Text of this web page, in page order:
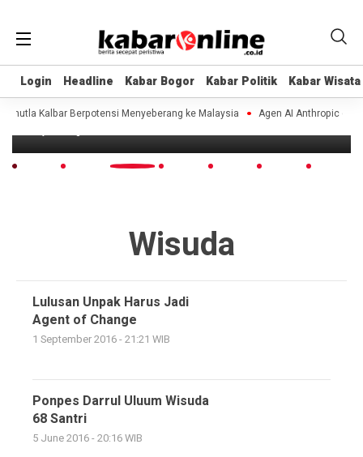
Login Headline Kabar Bogor Kabar Politik Kabar Wisata
Login Headline Kabar Bogor Kabar Politik Kabar Wisata
Kalbar Berpotensi Menyeberang ke Malaysia Agen AI Anthropic dan
Headline
Ponpes Darrul Uluum Wisuda 68 Santri
Wisuda
Lulusan Unpak Harus Jadi
Agent of Change
1 September 2016 - 21:21 WIB
Ponpes Darrul Uluum Wisuda
68 Santri
5 June 2016 - 20:16 WIB